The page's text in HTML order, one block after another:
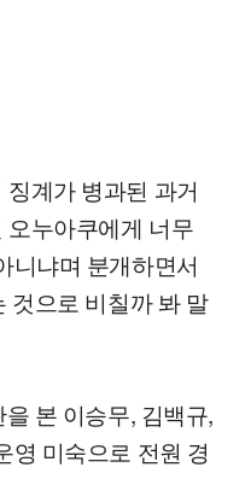
계가 병과된 과거
누아쿠에게 너무
니냐며 분개하면서
것으로 비칠까 봐 말
본 이승무, 김백규,
영 미숙으로 전원 경